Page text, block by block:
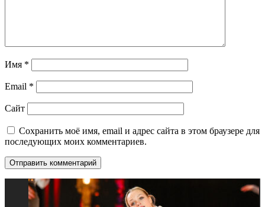
Имя *
Email *
Сайт
Сохранить моё имя, email и адрес сайта в этом браузере для
последующих моих комментариев.